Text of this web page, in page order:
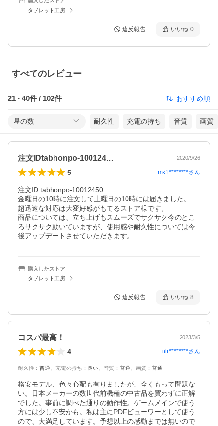
タブレット工房
違反報告 いいね 0
すべてのレビュー
21 - 40件 / 102件 おすすめ順
星の数 耐久性 充電の持ち 音質 画質
注文IDtabhonpo-100124… 2020/9/26
5 mk1********さん
注文ID tabhonpo-10012450
金曜日の10時に注文して土曜日の10時には届きました。
超迅速な対応は大変好感がもてるストア様です。
商品については、立ち上げもスムーズでサクサク今のとこ
ろサクサク動いていますが、使用感や耐久性については今
後アップデートさせていただきます。
購入したストア
タブレット工房
違反報告 いいね 8
コスパ最高！ 2023/3/5
4 nlr********さん
耐久性 ： 普通 充電の持ち ： 良い 音質 ： 普通 画質 ： 普通
格安モデル、色々心配も有りましたが、全くもって問題な
い。日本メーカーの数世代前機種の中古品を買わずに正解
でした。事前に調べた通りの動作性。ゲームメインで使う
方には少し不安かも。私は主にPDFビューワーとして使う
ので、大満足しています。予想以上の感動までは無いので